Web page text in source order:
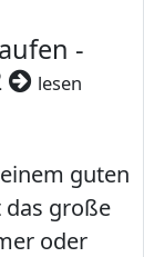
-
lesen
guten
das große
oder